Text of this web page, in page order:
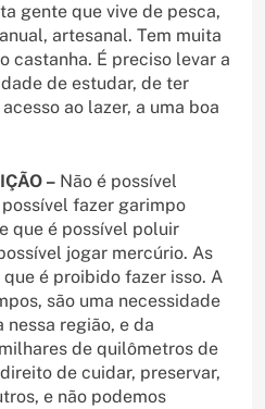
gente que vive de pesca,
artesanal. Tem muita
castanha. É preciso levar a
de estudar, de ter
ao lazer, a uma boa
– Não é possível
fazer garimpo
que é possível poluir
jogar mercúrio. As
é proibido fazer isso. A
são uma necessidade
região, e da
de quilômetros de
de cuidar, preservar,
e não podemos